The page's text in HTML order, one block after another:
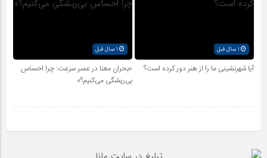
1 سال قبل
آیا شهرنشینی ما را از هنر دور کرده است؟
«بحران معنا در عصر سرعت: چرا احساس
بی‌ریشگی می‌کنیم؟»